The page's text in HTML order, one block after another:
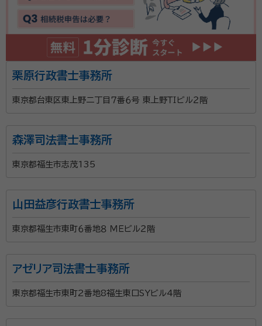
所属団体：東京都行政書士会八王子支部
栗原行政書士事務所
東京都台東区東上野二丁目７番６号 東上野ＴＩビル２階
森澤司法書士事務所
東京都福生市志茂135
山田益彦行政書士事務所
東京都福生市東町６番地８ ＭＥビル２階
アゼリア司法書士事務所
東京都福生市東町2番地8福生東口SYビル4階